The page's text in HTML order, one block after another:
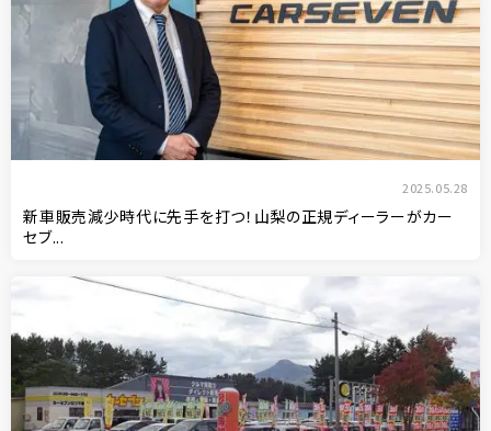
2025.05.28
新車販売減少時代に先手を打つ！山梨の正規ディーラーがカー
セブ...